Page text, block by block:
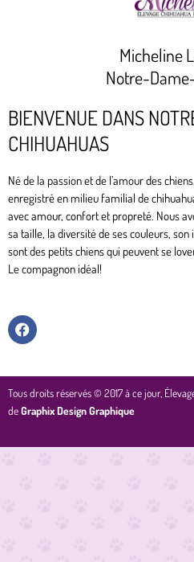
Micheline
Notre-
BIENVENUE DANS
CHIHUAHUAS
Né de la passion et de l’amour des
enregistré en milieu familial de
avec amour, confort et propreté. Nous
sa taille, la diversité de ses couleurs,
sont des petits chiens qui peuvent se
Le compagnon idéal!
F
a
b
o
o
Tous droits réservés © 2017 à ce jour,
deGraphix Design Graphique